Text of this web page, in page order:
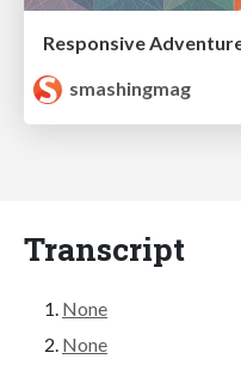
smashingmag
Transcript
None
None